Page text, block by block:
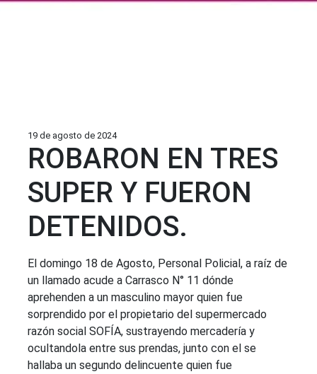
19 de agosto de 2024
ROBARON EN TRES
SUPER Y FUERON
DETENIDOS.
El domingo 18 de Agosto, Personal Policial, a raíz de
un llamado acude a Carrasco N° 11 dónde
aprehenden a un masculino mayor quien fue
sorprendido por el propietario del supermercado
razón social SOFÍA, sustrayendo mercadería y
ocultandola entre sus prendas, junto con el se
hallaba un segundo delincuente quien fue